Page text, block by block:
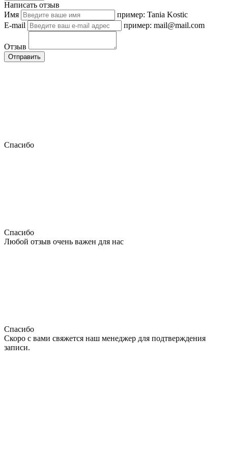
Написать отзыв
Имя
пример: Tania Kostic
E-mail
пример: mail@mail.com
Отзыв
Отправить
Спасибо
Спасибо
Любой отзыв очень важен для нас
Спасибо
Скоро с вами свяжется наш менеджер для подтверждения
записи.